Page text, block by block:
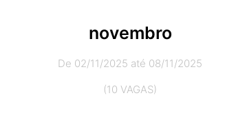
novembro
De 02/11/2025 até 08/11/2025
(10 VAGAS)